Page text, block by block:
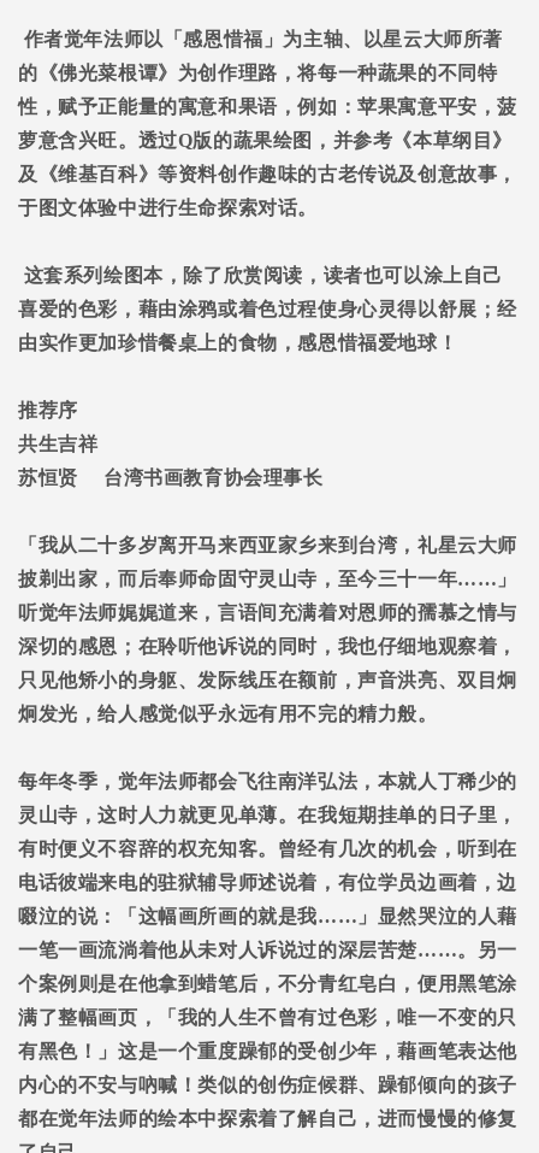
作者觉年法师以「感恩惜福」为主轴、以星云大师所著
的《佛光菜根谭》为创作理路，将每一种蔬果的不同特
性，赋予正能量的寓意和果语，例如：苹果寓意平安，菠
萝意含兴旺。透过Q版的蔬果绘图，并参考《本草纲目》
及《维基百科》等资料创作趣味的古老传说及创意故事，
于图文体验中进行生命探索对话。
这套系列绘图本，除了欣赏阅读，读者也可以涂上自己
喜爱的色彩，藉由涂鸦或着色过程使身心灵得以舒展；经
由实作更加珍惜餐桌上的食物，感恩惜福爱地球！
推荐序
共生吉祥
苏恒贤
台湾书画教育协会理事长
「我从二十多岁离开马来西亚家乡来到台湾，礼星云大师
披剃出家，而后奉师命固守灵山寺，至今三十一年…… 」
听觉年法师娓娓道来，言语间充满着对恩师的孺慕之情与
深切的感恩；在聆听他诉说的同时，我也仔细地观察着，
只见他矫小的身躯、发际线压在额前，声音洪亮、双目炯
炯发光，给人感觉似乎永远有用不完的精力般。
每年冬季，觉年法师都会飞往南洋弘法，本就人丁稀少的
灵山寺，这时人力就更见单薄。在我短期挂单的日子里，
有时便义不容辞的权充知客。曾经有几次的机会，听到在
电话彼端来电的驻狱辅导师述说着，有位学员边画着，边
啜泣的说：「这幅画所画的就是我…… 」显然哭泣的人藉
一笔一画流淌着他从未对人诉说过的深层苦楚……。另一
个案例则是在他拿到蜡笔后，不分青红皂白，便用黑笔涂
满了整幅画页，「我的人生不曾有过色彩，唯一不变的只
有黑色！」这是一个重度躁郁的受创少年，藉画笔表达他
内心的不安与吶喊！类似的创伤症候群、躁郁倾向的孩子
都在觉年法师的绘本中探索着了解自己，进而慢慢的修复